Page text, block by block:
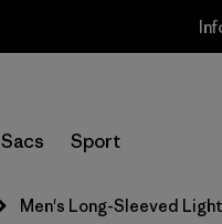
Sacs Sport
Men's Long-Sleeved